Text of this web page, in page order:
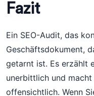
Fazit
Ein SEO-Audit, das
Geschäftsdokument,
getarnt ist. Es erzählt
unerbittlich und
offensichtlich. Wenn